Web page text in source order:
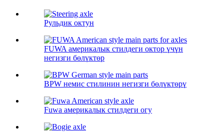
Рульдик октун
FUWA америкалык стилдеги октор үчүн
негизги бөлүктөр
BPW немис стилинин негизги бөлүктөрү
Fuwa америкалык стилдеги огу